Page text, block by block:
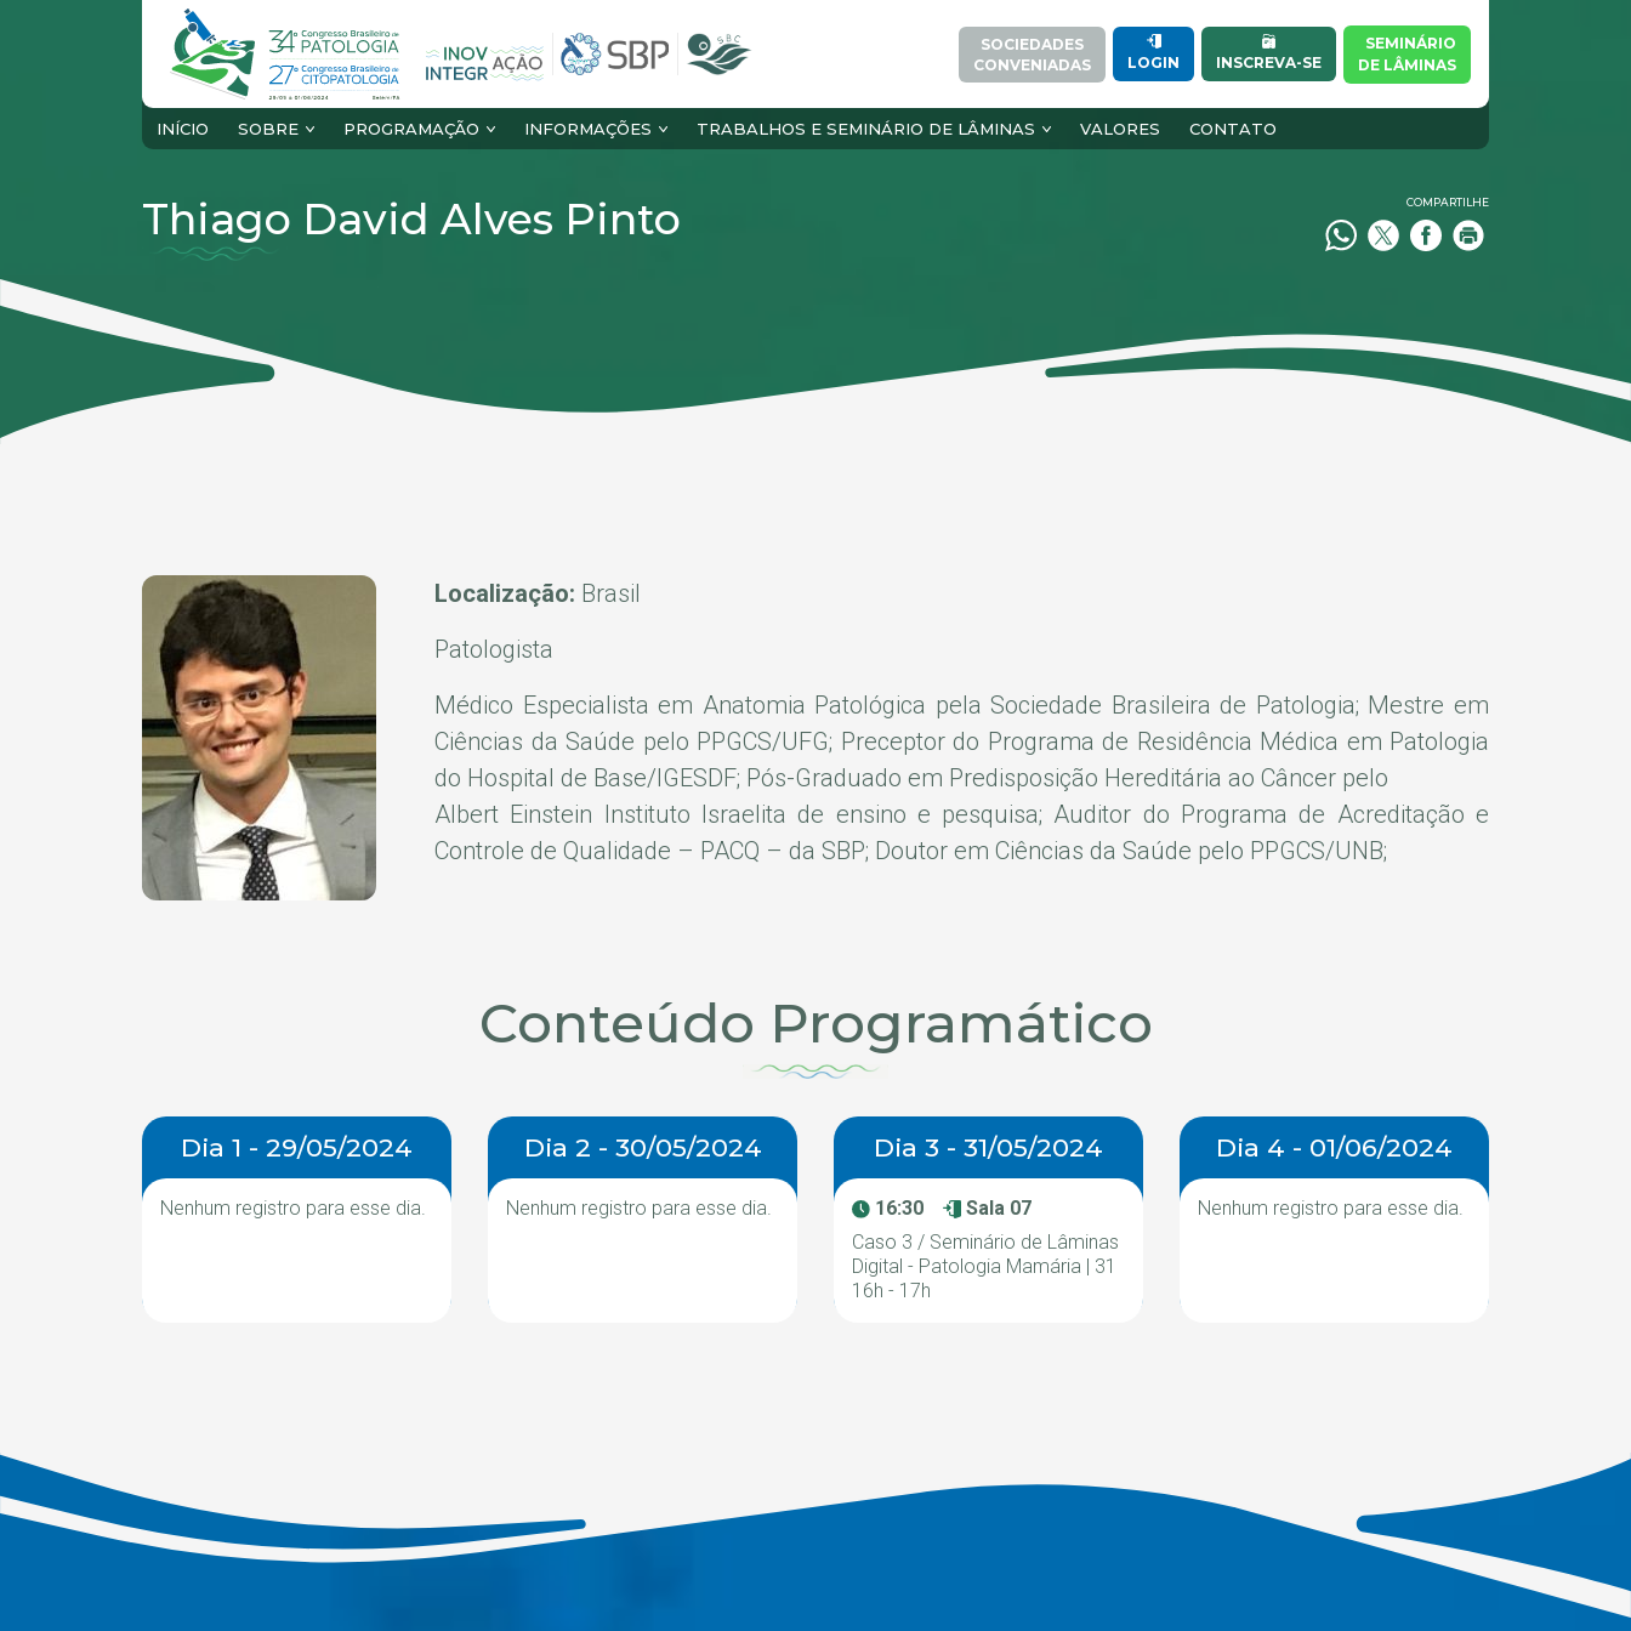
Thiago David Alves Pinto COMPARTILHE
SOCIEDADES
CONVENIADAS
LOGIN INSCREVA-SE
SEMINÁRIO
DE LÂMINAS
INÍCIO SOBRE PROGRAMAÇÃO INFORMAÇÕES TRABALHOS E SEMINÁRIO DE LÂMINAS VALORES CONTATO
Localização: Brasil
Patologista
Médico Especialista em Anatomia Patológica pela Sociedade Brasileira de Patologia; Mestre em
Ciências da Saúde pelo PPGCS/UFG; Preceptor do Programa de Residência Médica em Patologia
do Hospital de Base/IGESDF; Pós-Graduado em Predisposição Hereditária ao Câncer pelo
Albert Einstein Instituto Israelita de ensino e pesquisa; Auditor do Programa de Acreditação e
Controle de Qualidade – PACQ – da SBP; Doutor em Ciências da Saúde pelo PPGCS/UNB;
Conteúdo Programático
Dia 1 - 29/05/2024
Nenhum registro para esse dia.
Dia 2 - 30/05/2024
Nenhum registro para esse dia.
Dia 3 - 31/05/2024
16:30
Sala 07
Caso 3 / Seminário de Lâminas
Digital - Patologia Mamária | 31
16h - 17h
Dia 4 - 01/06/2024
Nenhum registro para esse dia.